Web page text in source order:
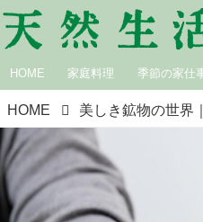
HOME 家庭料理 季節の家仕
HOME